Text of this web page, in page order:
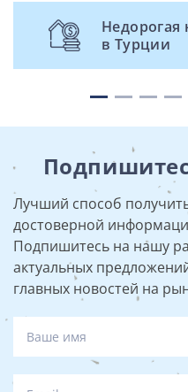
в Турции
Лучший способ
достоверной
Подпишитесь на нашу
актуальных
главных новостей на